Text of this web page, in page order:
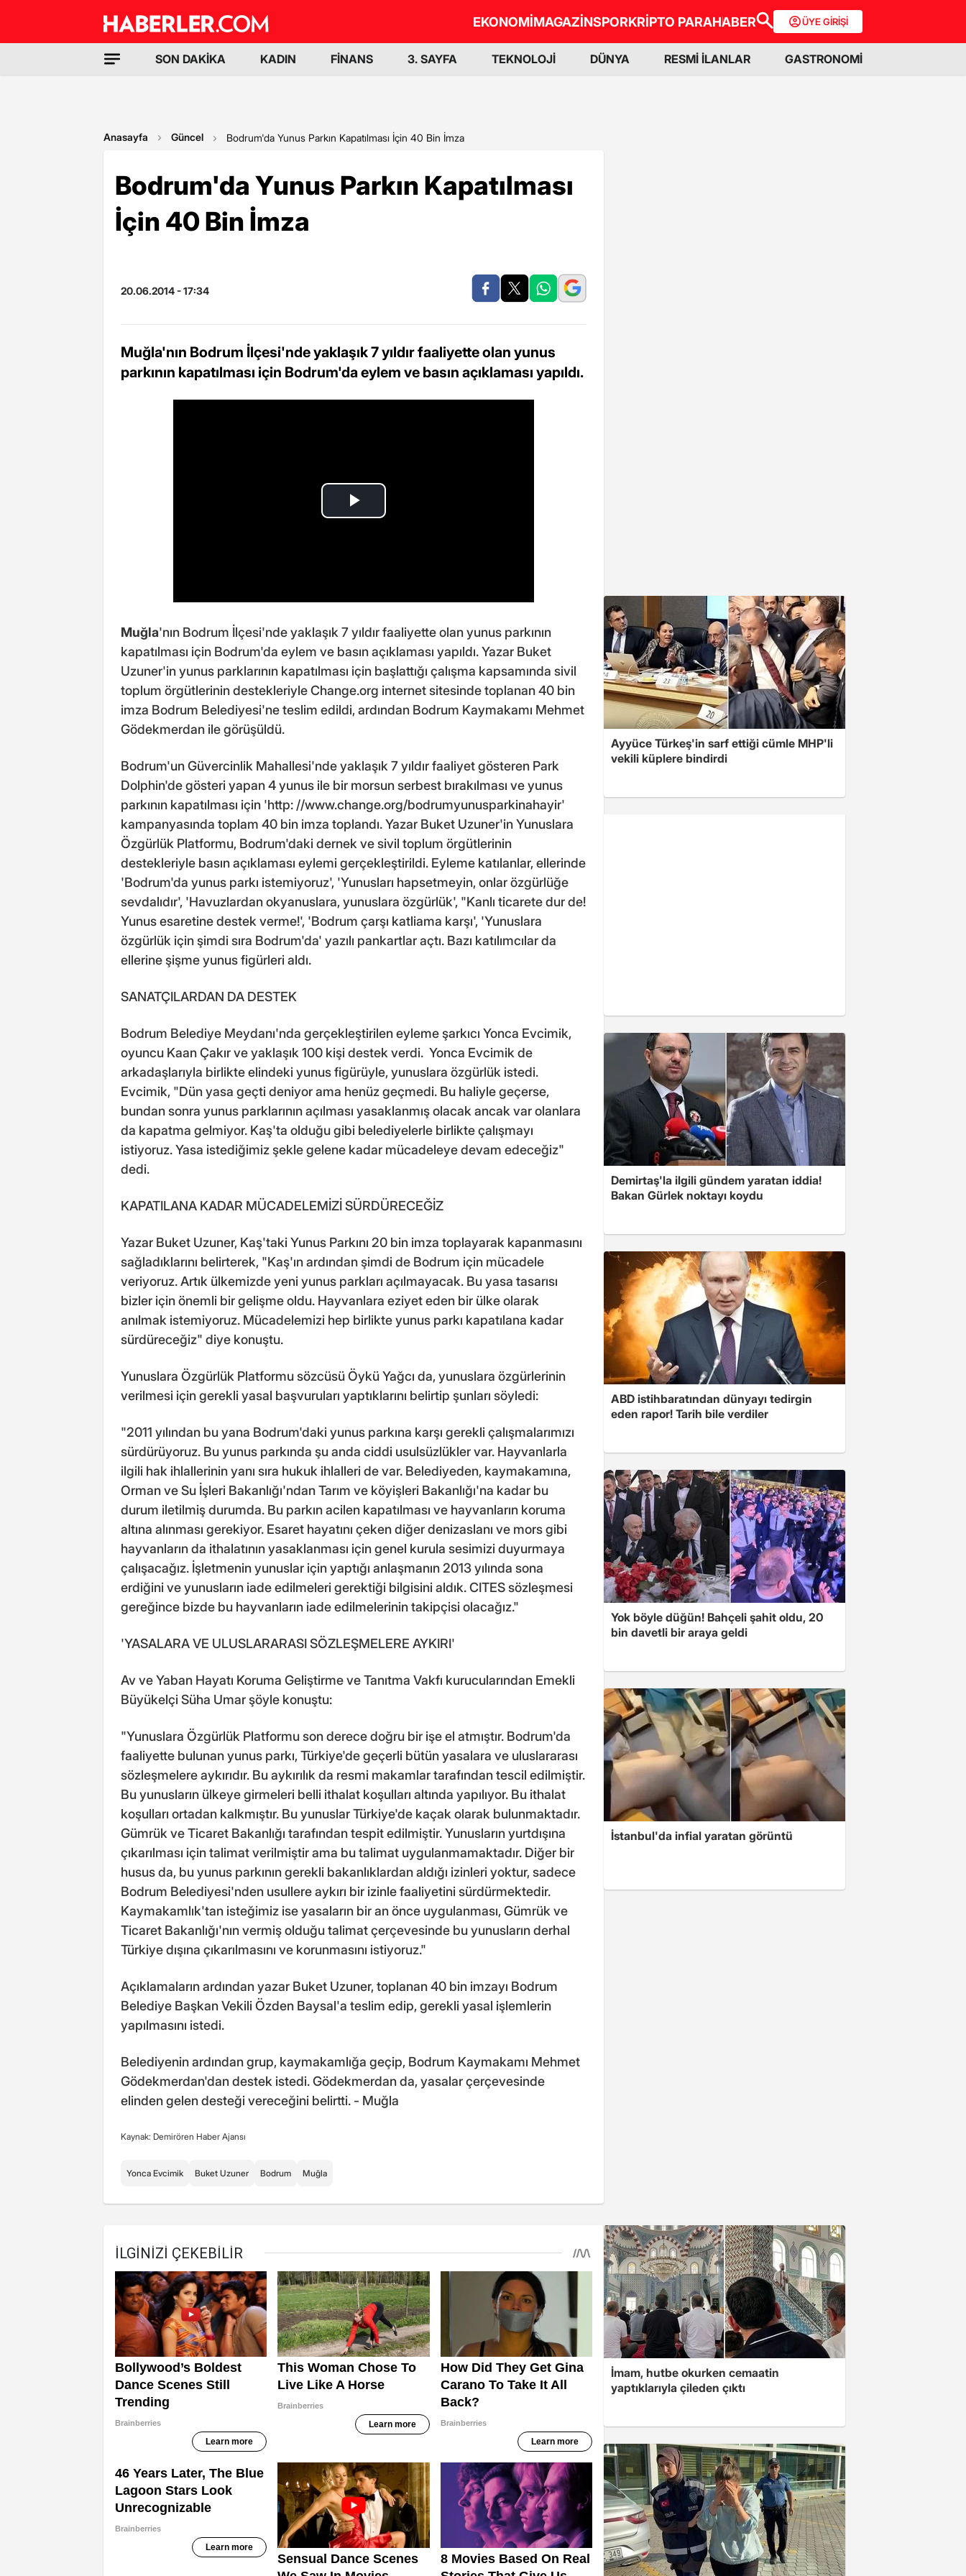
EKONOMİMAGAZİNSPORKRİPTO PARAHABER ÜYE GİRİŞİ
SON DAKİKA KADIN FİNANS 3. SAYFA TEKNOLOJİ DÜNYA RESMİ İLANLAR GASTRONOMİ
Anasayfa Güncel Bodrum'da Yunus Parkın Kapatılması İçin 40 Bin İmza
Bodrum'da Yunus Parkın Kapatılması
İçin 40 Bin İmza
20.06.2014 - 17:34
Muğla'nın Bodrum İlçesi'nde yaklaşık 7 yıldır faaliyette olan yunus
parkının kapatılması için Bodrum'da eylem ve basın açıklaması yapıldı.
Muğla'nın Bodrum İlçesi'nde yaklaşık 7 yıldır faaliyette olan yunus parkının
kapatılması için Bodrum'da eylem ve basın açıklaması yapıldı. Yazar Buket
Uzuner'in yunus parklarının kapatılması için başlattığı çalışma kapsamında sivil
toplum örgütlerinin destekleriyle Change.org internet sitesinde toplanan 40 bin
imza Bodrum Belediyesi'ne teslim edildi, ardından Bodrum Kaymakamı Mehmet
Gödekmerdan ile görüşüldü.
Bodrum'un Güvercinlik Mahallesi'nde yaklaşık 7 yıldır faaliyet gösteren Park
Dolphin'de gösteri yapan 4 yunus ile bir morsun serbest bırakılması ve yunus
parkının kapatılması için 'http: //www.change.org/bodrumyunusparkinahayir'
kampanyasında toplam 40 bin imza toplandı. Yazar Buket Uzuner'in Yunuslara
Özgürlük Platformu, Bodrum'daki dernek ve sivil toplum örgütlerinin
destekleriyle basın açıklaması eylemi gerçekleştirildi. Eyleme katılanlar, ellerinde
'Bodrum'da yunus parkı istemiyoruz', 'Yunusları hapsetmeyin, onlar özgürlüğe
sevdalıdır', 'Havuzlardan okyanuslara, yunuslara özgürlük', "Kanlı ticarete dur de!
Yunus esaretine destek verme!', 'Bodrum çarşı katliama karşı', 'Yunuslara
özgürlük için şimdi sıra Bodrum'da' yazılı pankartlar açtı. Bazı katılımcılar da
ellerine şişme yunus figürleri aldı.
SANATÇILARDAN DA DESTEK
Bodrum Belediye Meydanı'nda gerçekleştirilen eyleme şarkıcı Yonca Evcimik,
oyuncu Kaan Çakır ve yaklaşık 100 kişi destek verdi. Yonca Evcimik de
arkadaşlarıyla birlikte elindeki yunus figürüyle, yunuslara özgürlük istedi.
Evcimik, "Dün yasa geçti deniyor ama henüz geçmedi. Bu haliyle geçerse,
bundan sonra yunus parklarının açılması yasaklanmış olacak ancak var olanlara
da kapatma gelmiyor. Kaş'ta olduğu gibi belediyelerle birlikte çalışmayı
istiyoruz. Yasa istediğimiz şekle gelene kadar mücadeleye devam edeceğiz"
dedi.
KAPATILANA KADAR MÜCADELEMİZİ SÜRDÜRECEĞİZ
Yazar Buket Uzuner, Kaş'taki Yunus Parkını 20 bin imza toplayarak kapanmasını
sağladıklarını belirterek, "Kaş'ın ardından şimdi de Bodrum için mücadele
veriyoruz. Artık ülkemizde yeni yunus parkları açılmayacak. Bu yasa tasarısı
bizler için önemli bir gelişme oldu. Hayvanlara eziyet eden bir ülke olarak
anılmak istemiyoruz. Mücadelemizi hep birlikte yunus parkı kapatılana kadar
sürdüreceğiz" diye konuştu.
Yunuslara Özgürlük Platformu sözcüsü Öykü Yağcı da, yunuslara özgürlerinin
verilmesi için gerekli yasal başvuruları yaptıklarını belirtip şunları söyledi:
"2011 yılından bu yana Bodrum'daki yunus parkına karşı gerekli çalışmalarımızı
sürdürüyoruz. Bu yunus parkında şu anda ciddi usulsüzlükler var. Hayvanlarla
ilgili hak ihlallerinin yanı sıra hukuk ihlalleri de var. Belediyeden, kaymakamına,
Orman ve Su İşleri Bakanlığı'ndan Tarım ve köyişleri Bakanlığı'na kadar bu
durum iletilmiş durumda. Bu parkın acilen kapatılması ve hayvanların koruma
altına alınması gerekiyor. Esaret hayatını çeken diğer denizaslanı ve mors gibi
hayvanların da ithalatının yasaklanması için genel kurula sesimizi duyurmaya
çalışacağız. İşletmenin yunuslar için yaptığı anlaşmanın 2013 yılında sona
erdiğini ve yunusların iade edilmeleri gerektiği bilgisini aldık. CITES sözleşmesi
gereğince bizde bu hayvanların iade edilmelerinin takipçisi olacağız."
'YASALARA VE ULUSLARARASI SÖZLEŞMELERE AYKIRI'
Av ve Yaban Hayatı Koruma Geliştirme ve Tanıtma Vakfı kurucularından Emekli
Büyükelçi Süha Umar şöyle konuştu:
"Yunuslara Özgürlük Platformu son derece doğru bir işe el atmıştır. Bodrum'da
faaliyette bulunan yunus parkı, Türkiye'de geçerli bütün yasalara ve uluslararası
sözleşmelere aykırıdır. Bu aykırılık da resmi makamlar tarafından tescil edilmiştir.
Bu yunusların ülkeye girmeleri belli ithalat koşulları altında yapılıyor. Bu ithalat
koşulları ortadan kalkmıştır. Bu yunuslar Türkiye'de kaçak olarak bulunmaktadır.
Gümrük ve Ticaret Bakanlığı tarafından tespit edilmiştir. Yunusların yurtdışına
çıkarılması için talimat verilmiştir ama bu talimat uygulanmamaktadır. Diğer bir
husus da, bu yunus parkının gerekli bakanlıklardan aldığı izinleri yoktur, sadece
Bodrum Belediyesi'nden usullere aykırı bir izinle faaliyetini sürdürmektedir.
Kaymakamlık'tan isteğimiz ise yasaların bir an önce uygulanması, Gümrük ve
Ticaret Bakanlığı'nın vermiş olduğu talimat çerçevesinde bu yunusların derhal
Türkiye dışına çıkarılmasını ve korunmasını istiyoruz."
Açıklamaların ardından yazar Buket Uzuner, toplanan 40 bin imzayı Bodrum
Belediye Başkan Vekili Özden Baysal'a teslim edip, gerekli yasal işlemlerin
yapılmasını istedi.
Belediyenin ardından grup, kaymakamlığa geçip, Bodrum Kaymakamı Mehmet
Gödekmerdan'dan destek istedi. Gödekmerdan da, yasalar çerçevesinde
elinden gelen desteği vereceğini belirtti. - Muğla
Kaynak: Demirören Haber Ajansı
Yonca Evcimik Buket Uzuner Bodrum Muğla
Ayyüce Türkeş'in sarf ettiği cümle MHP'li
vekili küplere bindirdi
Demirtaş'la ilgili gündem yaratan iddia!
Bakan Gürlek noktayı koydu
ABD istihbaratından dünyayı tedirgin
eden rapor! Tarih bile verdiler
Yok böyle düğün! Bahçeli şahit oldu, 20
bin davetli bir araya geldi
İstanbul'da infial yaratan görüntü
İmam, hutbe okurken cemaatin
yaptıklarıyla çileden çıktı